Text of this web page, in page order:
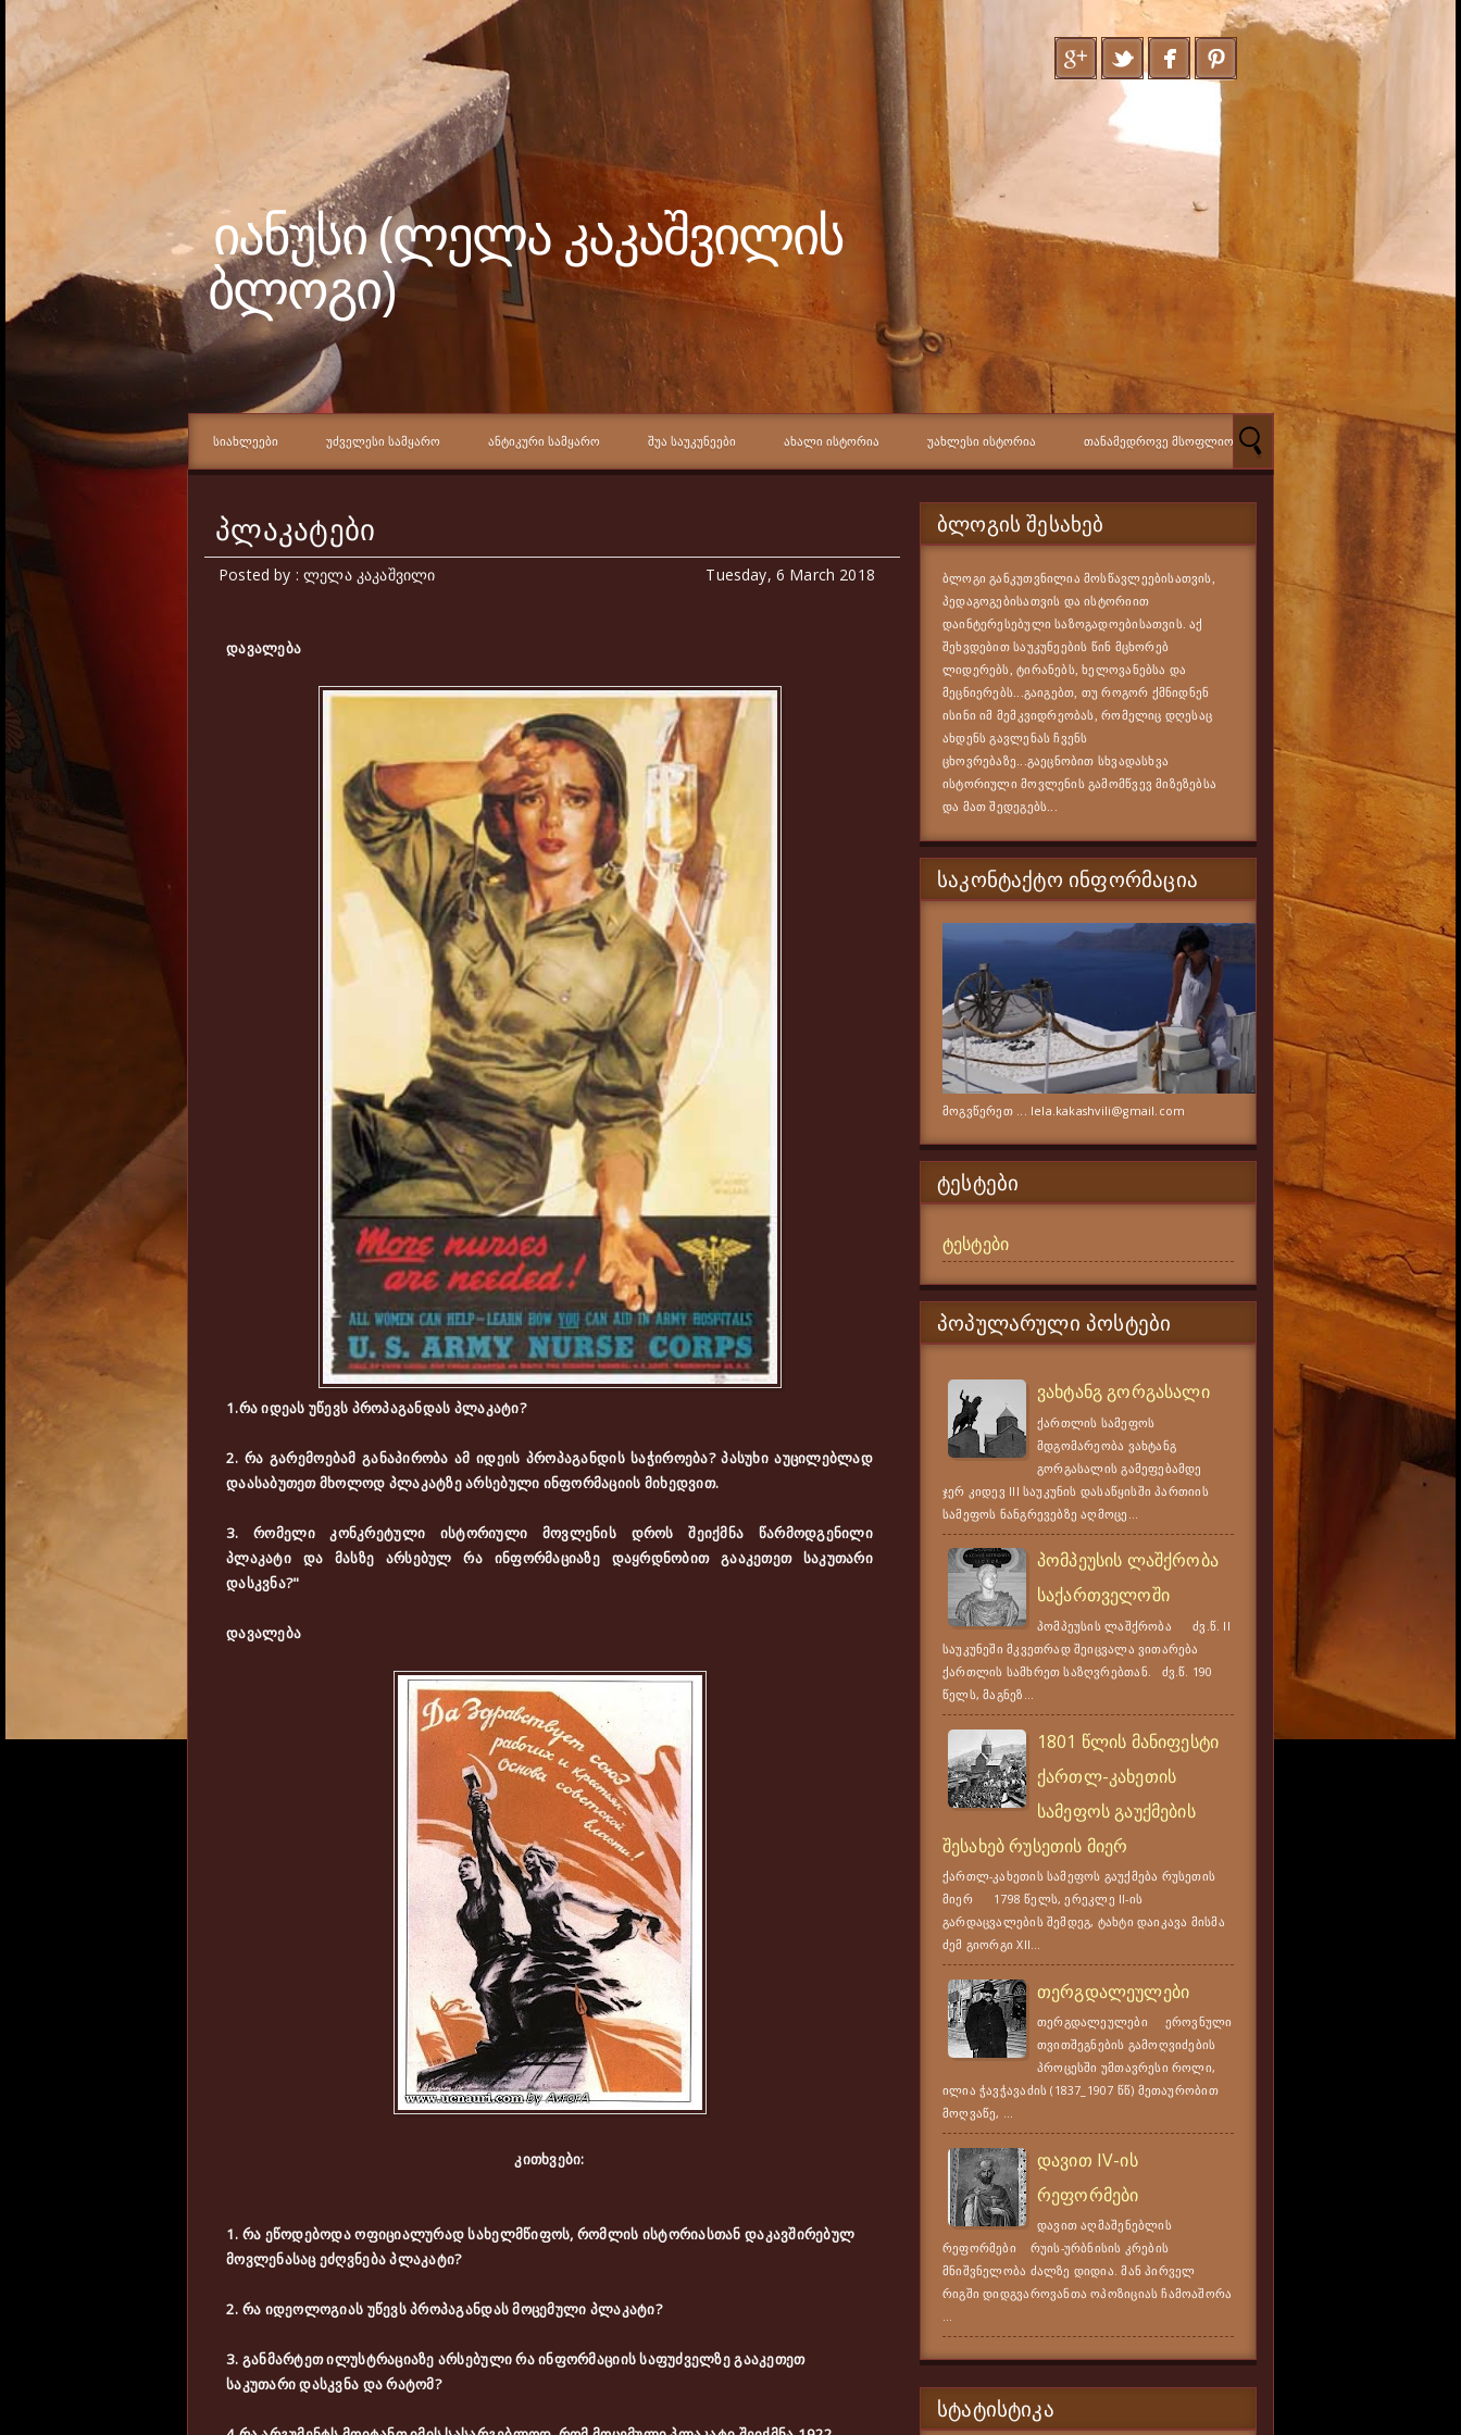
იანუსი (ლელა კაკაშვილის
ბლოგი)
ᲡᲘᲐᲮᲚᲔᲔᲑᲘ ᲣᲫᲕᲔᲚᲔᲡᲘ ᲡᲐᲛᲧᲐᲠᲝ ᲐᲜᲢᲘᲙᲣᲠᲘ ᲡᲐᲛᲧᲐᲠᲝ ᲨᲣᲐ ᲡᲐᲣᲙᲣᲜᲔᲔᲑᲘ ᲐᲮᲐᲚᲘ ᲘᲡᲢᲝᲠᲘᲐ ᲣᲐᲮᲚᲔᲡᲘ ᲘᲡᲢᲝᲠᲘᲐ ᲗᲐᲜᲐᲛᲔᲓᲠᲝᲕᲔ ᲛᲡᲝᲤᲚᲘᲝ
პლაკატები
Posted by : ლელა კაკაშვილი Tuesday, 6 March 2018
დავალება
1.რა იდეას უწევს პროპაგანდას პლაკატი?
2. რა გარემოებამ განაპირობა ამ იდეის პროპაგანდის საჭიროება? პასუხი აუცილებლად
დაასაბუთეთ მხოლოდ პლაკატზე არსებული ინფორმაციის მიხედვით.
3. რომელი კონკრეტული ისტორიული მოვლენის დროს შეიქმნა წარმოდგენილი
პლაკატი და მასზე არსებულ რა ინფორმაციაზე დაყრდნობით გააკეთეთ საკუთარი
დასკვნა?"
დავალება
კითხვები:
1. რა ეწოდებოდა ოფიციალურად სახელმწიფოს, რომლის ისტორიასთან დაკავშირებულ
მოვლენასაც ეძღვნება პლაკატი?
2. რა იდეოლოგიას უწევს პროპაგანდას მოცემული პლაკატი?
3. განმარტეთ ილუსტრაციაზე არსებული რა ინფორმაციის საფუძველზე გააკეთეთ
საკუთარი დასკვნა და რატომ?
ᲑᲚᲝᲒᲘᲡ ᲨᲔᲡᲐᲮᲔᲑ
ბლოგი განკუთვნილია მოსწავლეებისათვის,
პედაგოგებისათვის და ისტორიით
დაინტერესებული საზოგადოებისათვის. აქ
შეხვდებით საუკუნეების წინ მცხორებ
ლიდერებს, ტირანებს, ხელოვანებსა და
მეცნიერებს...გაიგებთ, თუ როგორ ქმნიდნენ
ისინი იმ მემკვიდრეობას, რომელიც დღესაც
ახდენს გავლენას ჩვენს
ცხოვრებაზე...გაეცნობით სხვადასხვა
ისტორიული მოვლენის გამომწვევ მიზეზებსა
და მათ შედეგებს...
ᲡᲐᲙᲝᲜᲢᲐᲥᲢᲝ ᲘᲜᲤᲝᲠᲛᲐᲪᲘᲐ
მოგვწერეთ ... lela.kakashvili@gmail.com
ᲢᲔᲡᲢᲔᲑᲘ
ტესტები
ᲞᲝᲞᲣᲚᲐᲠᲣᲚᲘ ᲞᲝᲡᲢᲔᲑᲘ
ვახტანგ გორგასალი
ქართლის სამეფოს
მდგომარეობა ვახტანგ
გორგასალის გამეფებამდე
ჯერ კიდევ III საუკუნის დასაწყისში პართიის
სამეფოს ნანგრევებზე აღმოცე...
პომპეუსის ლაშქრობა
საქართველოში
პომპეუსის ლაშქრობა ძვ.წ. II
საუკუნეში მკვეთრად შეიცვალა ვითარება
ქართლის სამხრეთ საზღვრებთან. ძვ.წ. 190
წელს, მაგნეზ...
1801 წლის მანიფესტი
ქართლ-კახეთის
სამეფოს გაუქმების
შესახებ რუსეთის მიერ
ქართლ-კახეთის სამეფოს გაუქმება რუსეთის
მიერ 1798 წელს, ერეკლე II-ის
გარდაცვალების შემდეგ, ტახტი დაიკავა მისმა
ძემ გიორგი XII...
თერგდალეულები
თერგდალეულები ეროვნული
თვითშეგნების გამოღვიძების
პროცესში უმთავრესი როლი,
ილია ჭავჭავაძის (1837_1907 წწ) მეთაურობით
მოღვაწე, ...
დავით IV-ის
რეფორმები
დავით აღმაშენებლის
რეფორმები რუის-ურბნისის კრების
მნიშვნელობა ძალზე დიდია. მან პირველ
რიგში დიდგვაროვანთა ოპოზიციას ჩამოაშორა
ᲡᲢᲐᲢᲘᲡᲢᲘᲙᲐ